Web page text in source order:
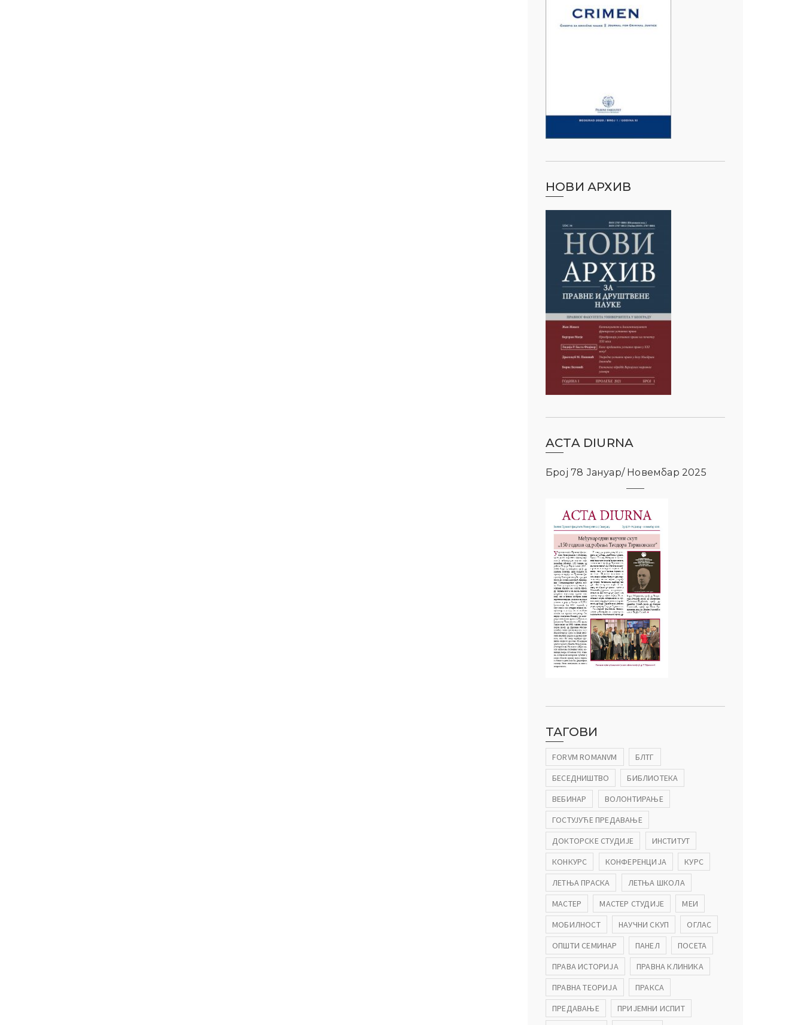
НОВИ АРХИВ
ACTA DIURNA
Број 78 Јануар/ Новембар 2025
ТАГОВИ
FORVM ROMANVM
БЛТГ
БЕСЕДНИШТВО
БИБЛИОТЕКА
ВЕБИНАР
ВОЛОНТИРАЊЕ
ГОСТУЈУЋЕ ПРЕДАВАЊЕ
ДОКТОРСКЕ СТУДИЈЕ
ИНСТИТУТ
КОНКУРС
КОНФЕРЕНЦИЈА
КУРС
ЛЕТЊА ПРАСКА
ЛЕТЊА ШКОЛА
МАСТЕР
МАСТЕР СТУДИЈЕ
МЕИ
МОБИЛНОСТ
НАУЧНИ СКУП
ОГЛАС
ОПШТИ СЕМИНАР
ПАНЕЛ
ПОСЕТА
ПРАВА ИСТОРИЈА
ПРАВНА КЛИНИКА
ПРАВНА ТЕОРИЈА
ПРАКСА
ПРЕДАВАЊЕ
ПРИЈЕМНИ ИСПИТ